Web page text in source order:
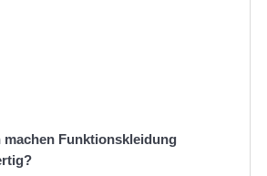
machen Funktionskleidung